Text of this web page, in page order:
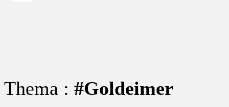
Thema : #Goldeimer